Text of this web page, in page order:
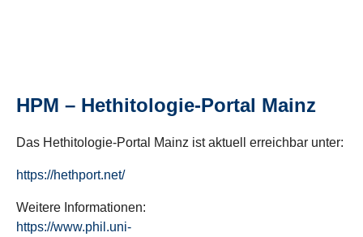
HPM – Hethitologie-Portal Mainz
Das Hethitologie-Portal Mainz ist aktuell erreichbar unter:
https://hethport.net/
Weitere Informationen:
https://www.phil.uni-